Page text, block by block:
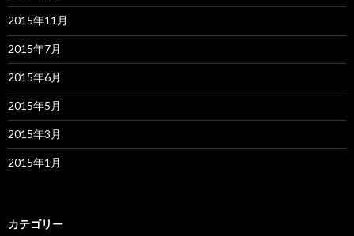
2015年11月
2015年7月
2015年6月
2015年5月
2015年3月
2015年1月
カテゴリー